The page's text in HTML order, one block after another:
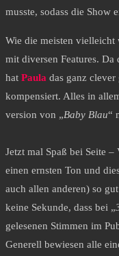
musste, sodass die Show
Wie die meisten vielleicht
mit diversen Features.
hat Paula das ganz clever
kompensiert. Alles in
version von „Baby Blau“
Jetzt mal Spaß bei Seite –
einen ernsten Ton und
auch allen anderen) so
keine Sekunde, dass bei „
gelesenen Stimmen im
Generell bewiesen alle